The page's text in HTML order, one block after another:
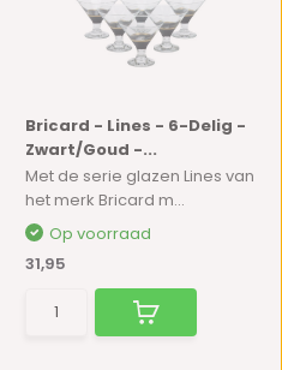
Bricard - Lines - 6-Delig -
Zwart/Goud -...
Met de serie glazen Lines van
het merk Bricard m...
Op voorraad
31,95